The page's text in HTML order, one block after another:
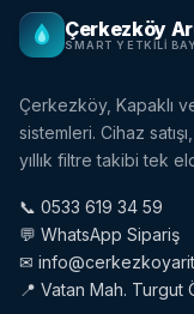
Çerkezköy
SMART YETKILI
Çerkezköy, Kapaklı
sistemleri. Cihaz
yıllık filtre takibi tek
📞 0533 619 34 59
💬 WhatsApp Sipariş
✉
📍 Vatan Mah. Turgut